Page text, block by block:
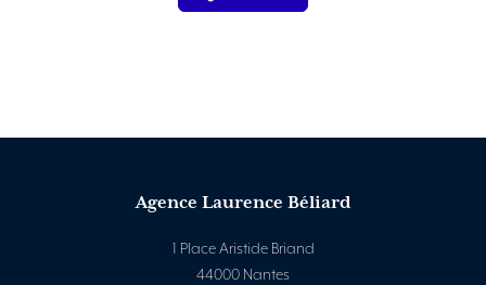
Agence Laurence Béliard
1 Place Aristide Briand
44000 Nantes